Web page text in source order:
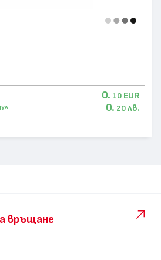
0. 10 EUR
0. 20 лв.
връщане